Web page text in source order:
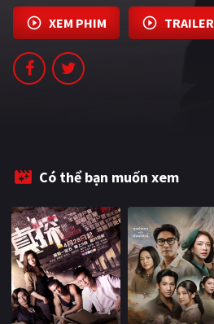
PHIM LẺ
PHIM CHIẾU RẠP
TUYỂN TẬP PHIM
XEM PHIM TRAILER
Có thể bạn muốn xem